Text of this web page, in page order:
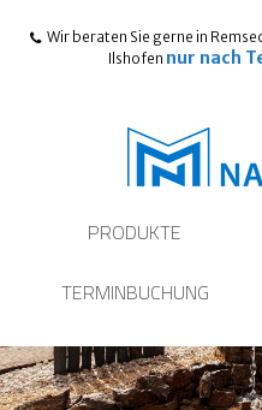
Wir beraten Sie gerne in
Ilshofen nur nach
PRODUKTE
TERMINBUCHUNG